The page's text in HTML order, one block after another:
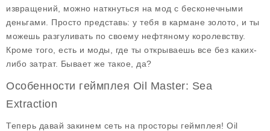
извращений, можно наткнуться на мод с бесконечными
деньгами . Просто представь: у тебя в кармане золото, и ты
можешь разгуливать по своему нефтяному королевству.
Кроме того, есть и моды, где ты открываешь все без каких-
либо затрат. Бывает же такое, да?
Особенности геймплея Oil Master: Sea
Extraction
Теперь давай закинем сеть на просторы геймплея! Oil